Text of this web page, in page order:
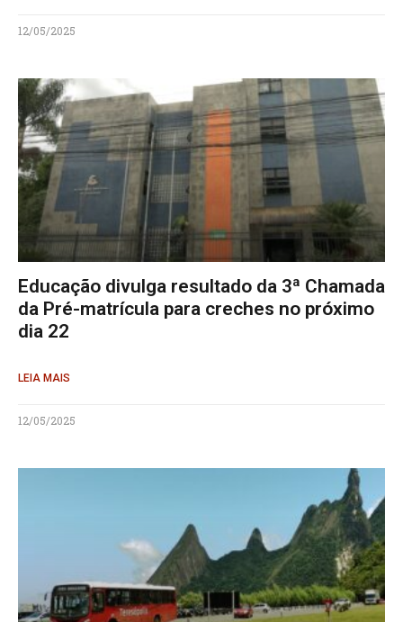
12/05/2025
Educação divulga resultado da 3ª Chamada
da Pré-matrícula para creches no próximo
dia 22
LEIA MAIS
12/05/2025